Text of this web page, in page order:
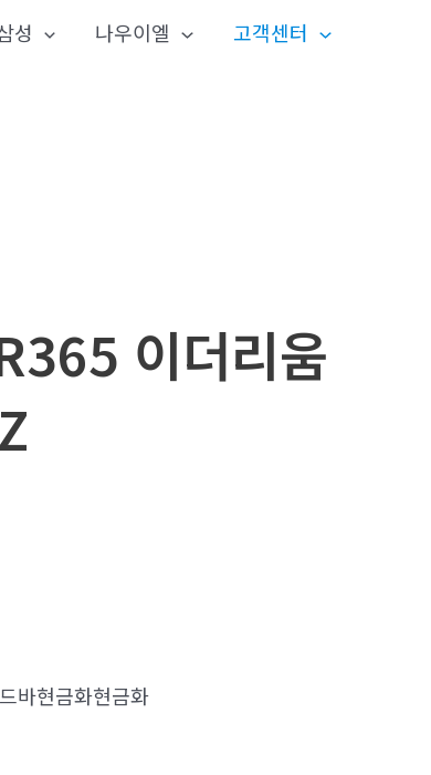
성 나우이엘 고객센터
이더리움
바현금화현금화